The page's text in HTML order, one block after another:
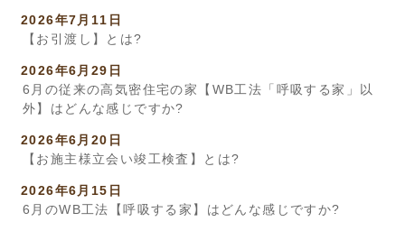
2026年7月11日
【お引渡し】とは?
2026年6月29日
6月の従来の高気密住宅の家【WB工法「呼吸する家」以
外】はどんな感じですか?
2026年6月20日
【お施主様立会い竣工検査】とは?
2026年6月15日
6月のWB工法【呼吸する家】はどんな感じですか?